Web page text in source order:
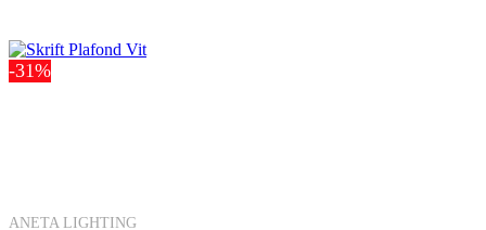
-31%
ANETA LIGHTING